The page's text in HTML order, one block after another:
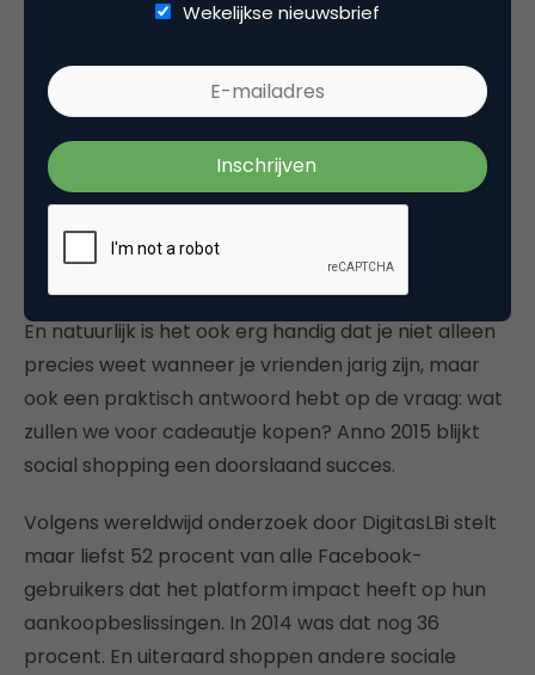
commerce land, en persoonlijker dan
shoppenwordt het niet. Voor veel mensen is
winkelen immers ook een sociale activiteit, en geeft
doorslag in het aankoopbeslissingsproces. En dus
sluit Facebook in 2010 een deal met Amazon,
waardoor Facebook-leden hun persoonlijke profiel
aan een Amazon-account kunnen koppelen, en het
vriendelijk koopadvies zo ook online beschikbaar is.
En natuurlijk is het ook erg handig dat je niet alleen
precies weet wanneer je vrienden jarig zijn, maar
ook een praktisch antwoord hebt op de vraag: wat
zullen we voor cadeautje kopen? Anno 2015 blijkt
social shopping een doorslaand succes.
Volgens wereldwijd onderzoek door DigitasLBi stelt
maar liefst 52 procent van alle Facebook-
gebruikers dat het platform impact heeft op hun
aankoopbeslissingen. In 2014 was dat nog 36
procent. En uiteraard shoppen andere sociale
Wekelijkse nieuwsbrief